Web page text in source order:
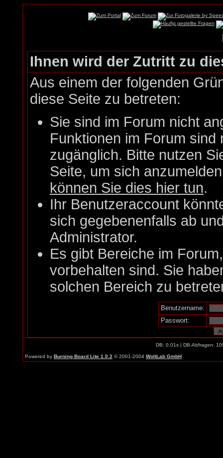
Ihnen wird der Zutritt zu
Aus einem der folgenden
diese Seite zu betreten:
Sie sind im Forum nicht
Funktionen im Forum
zugänglich. Bitte nutzen
Seite, um sich
können Sie dies hier tun.
Ihr Benutzeraccount
sich gegebenenfalls ab
Administrator.
Es gibt Bereiche im
vorbehalten sind. Sie
solchen Bereich zu
Benutzername:
Passwort:
DB: 0.01s | DB-Abfragen:
Powered by Burning Board Lite 1.0.2 © 2001-2004 WoltLab GmbH